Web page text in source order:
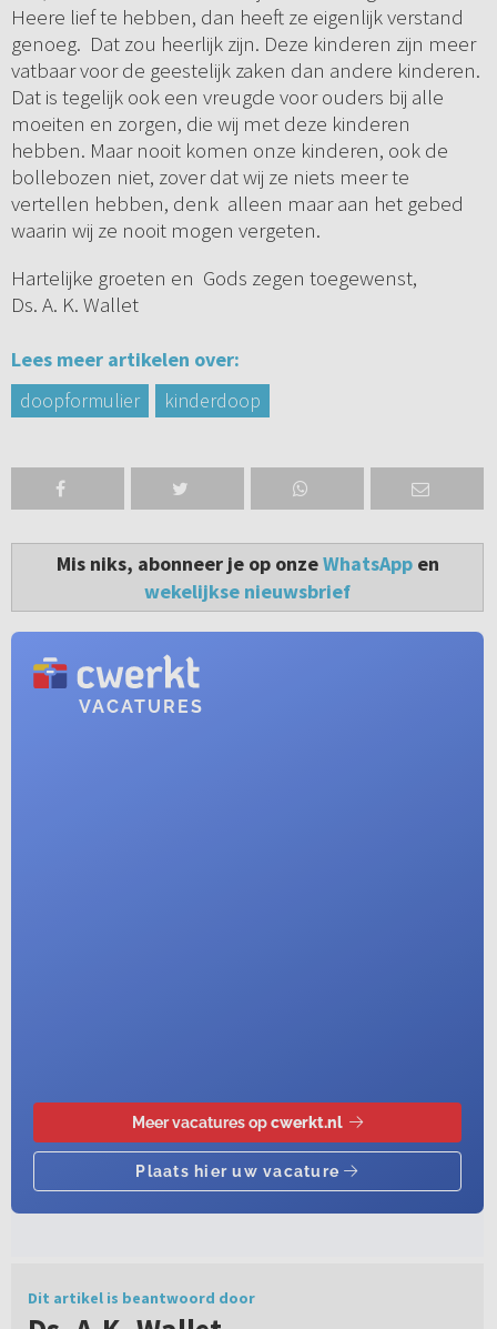
Heere lief te hebben, dan heeft ze eigenlijk verstand
genoeg. Dat zou heerlijk zijn. Deze kinderen zijn meer
vatbaar voor de geestelijk zaken dan andere kinderen.
Dat is tegelijk ook een vreugde voor ouders bij alle
moeiten en zorgen, die wij met deze kinderen
hebben. Maar nooit komen onze kinderen, ook de
bollebozen niet, zover dat wij ze niets meer te
vertellen hebben, denk alleen maar aan het gebed
waarin wij ze nooit mogen vergeten.
Hartelijke groeten en Gods zegen toegewenst,
Ds. A. K. Wallet
Lees meer artikelen over:
doopformulier
kinderdoop
Mis niks, abonneer je op onzeWhatsAppen
wekelijkse nieuwsbrief
Dit artikel is beantwoord door